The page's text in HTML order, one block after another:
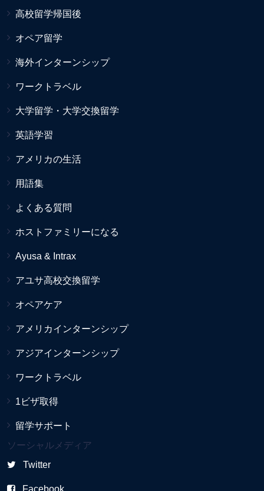
高校留学帰国後
オペア留学
海外インターンシップ
ワークトラベル
大学留学・大学交換留学
英語学習
アメリカの生活
用語集
よくある質問
ホストファミリーになる
Ayusa & Intrax
アユサ高校交換留学
オペアケア
アメリカインターンシップ
アジアインターンシップ
ワークトラベル
1ビザ取得
留学サポート
ソーシャルメディア
Twitter
Facebook